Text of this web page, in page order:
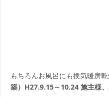
もちろんお風呂にも換気暖房
築）H27.9.15～10.24 施主様